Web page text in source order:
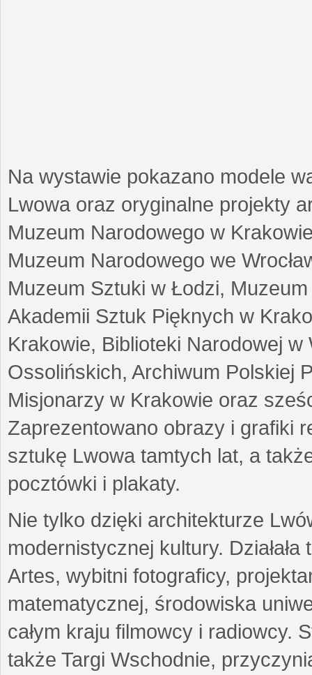
Na wystawie pokazano modele
Lwowa oraz oryginalne projekty
Muzeum Narodowego w
Muzeum Narodowego we
Muzeum Sztuki w Łodzi,
Akademii Sztuk Pięknych w
Krakowie, Biblioteki Narodowej
Ossolińskich, Archiwum Polskiej
Misjonarzy w Krakowie oraz
Zaprezentowano obrazy i grafiki
sztukę Lwowa tamtych lat, a
pocztówki i plakaty.
Nie tylko dzięki architekturze
modernistycznej kultury.
Artes, wybitni fotograficy,
matematycznej, środowiska
całym kraju filmowcy i radiowcy.
także Targi Wschodnie,